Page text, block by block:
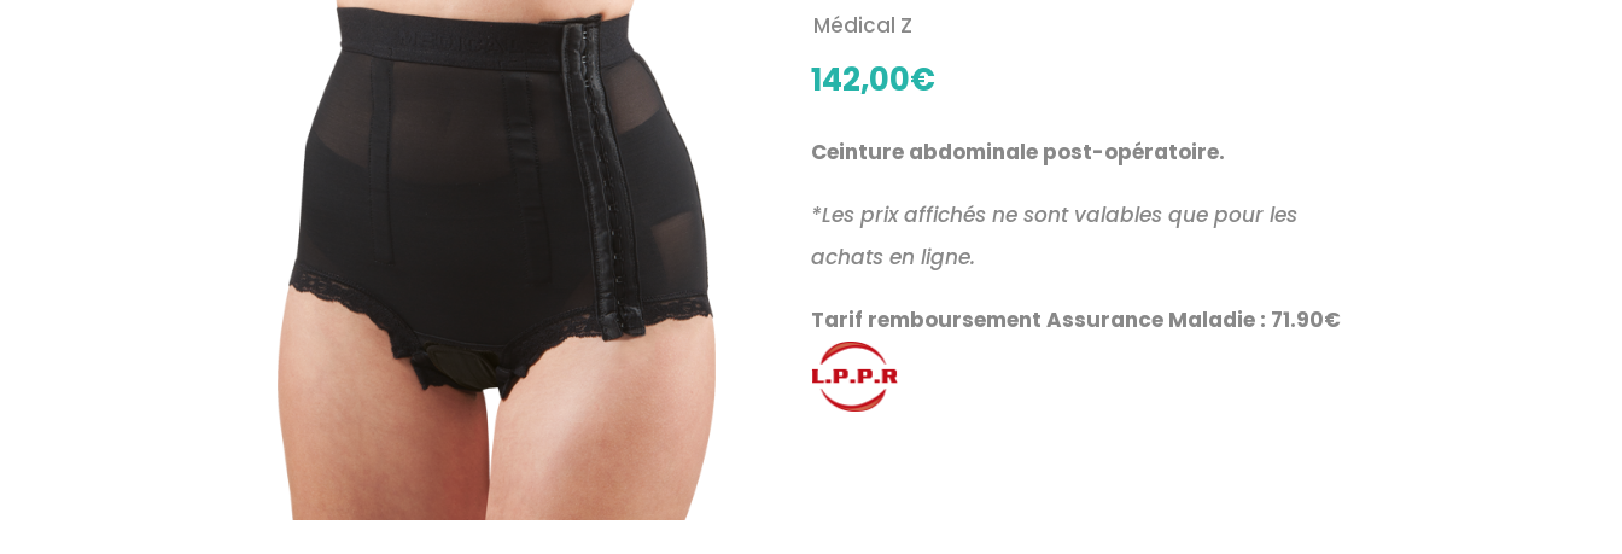
Médical Z
142,00€
Ceinture abdominale post-opératoire.
*Les prix affichés ne sont valables que pour les
achats en ligne.
Tarif remboursement Assurance Maladie : 71.90€